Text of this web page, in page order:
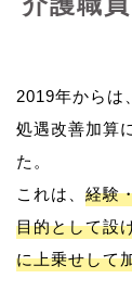
2019年からは
処遇改善加算
た。
これは、 経験
目的として設
に上乗せして